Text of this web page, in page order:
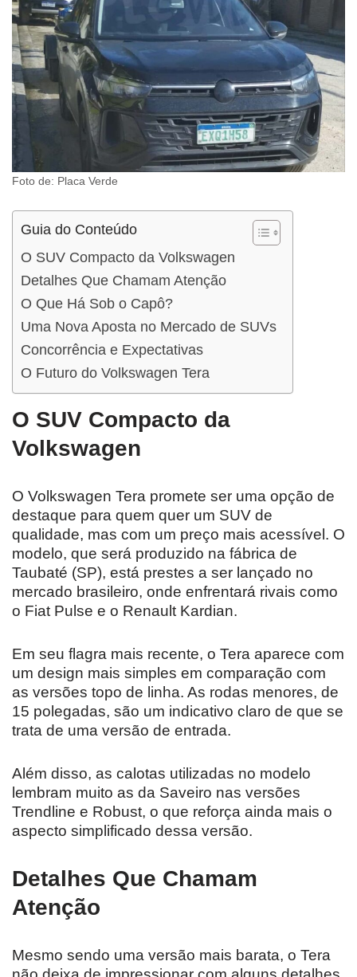
Foto de: Placa Verde
Guia do Conteúdo
O SUV Compacto da Volkswagen
Detalhes Que Chamam Atenção
O Que Há Sob o Capô?
Uma Nova Aposta no Mercado de SUVs
Concorrência e Expectativas
O Futuro do Volkswagen Tera
O SUV Compacto da
Volkswagen
O Volkswagen Tera promete ser uma opção de
destaque para quem quer um SUV de
qualidade, mas com um preço mais acessível. O
modelo, que será produzido na fábrica de
Taubaté (SP), está prestes a ser lançado no
mercado brasileiro, onde enfrentará rivais como
o Fiat Pulse e o Renault Kardian.
Em seu flagra mais recente, o Tera aparece com
um design mais simples em comparação com
as versões topo de linha. As rodas menores, de
15 polegadas, são um indicativo claro de que se
trata de uma versão de entrada.
Além disso, as calotas utilizadas no modelo
lembram muito as da Saveiro nas versões
Trendline e Robust, o que reforça ainda mais o
aspecto simplificado dessa versão.
Detalhes Que Chamam
Atenção
Mesmo sendo uma versão mais barata, o Tera